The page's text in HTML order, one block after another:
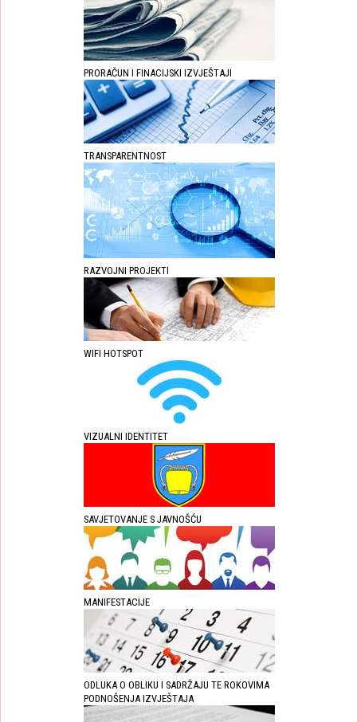
PRORAČUN I FINACIJSKI IZVJEŠTAJI
TRANSPARENTNOST
RAZVOJNI PROJEKTI
WIFI HOTSPOT
VIZUALNI IDENTITET
SAVJETOVANJE S JAVNOŠĆU
MANIFESTACIJE
ODLUKA O OBLIKU I SADRŽAJU TE ROKOVIMA
PODNOŠENJA IZVJEŠTAJA